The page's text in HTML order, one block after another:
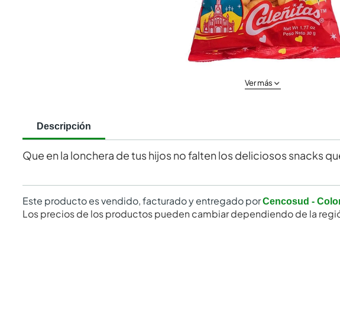
Ver más
Descripción
Que en la lonchera de tus hijos no falten los deliciosos snacks
Este producto es vendido, facturado y entregado porCencosud -
Los precios de los productos pueden cambiar dependiendo de la